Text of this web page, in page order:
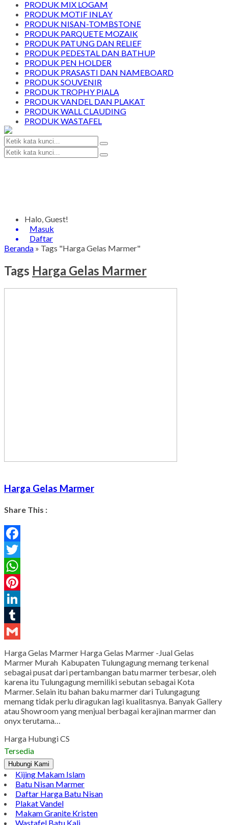
PRODUK MIX LOGAM
PRODUK MOTIF INLAY
PRODUK NISAN-TOMBSTONE
PRODUK PARQUETE MOZAIK
PRODUK PATUNG DAN RELIEF
PRODUK PEDESTAL DAN BATHUP
PRODUK PEN HOLDER
PRODUK PRASASTI DAN NAMEBOARD
PRODUK SOUVENIR
PRODUK TROPHY PIALA
PRODUK VANDEL DAN PLAKAT
PRODUK WALL CLAUDING
PRODUK WASTAFEL
Halo, Guest!
Masuk
Daftar
Beranda » Tags "Harga Gelas Marmer"
Tags Harga Gelas Marmer
Harga Gelas Marmer
Share This :
Facebook
Twitter
WhatsApp
Pinterest
LinkedIn
Tumblr
Harga Gelas Marmer Harga Gelas Marmer -Jual Gelas
Marmer Murah Kabupaten Tulungagung memang terkenal
sebagai pusat dari pertambangan batu marmer terbesar, oleh
karena itu Tulungagung memiliki sebutan sebagai Kota
Marmer. Selain itu bahan baku marmer dari Tulungagung
memang tidak perlu diragukan lagi kualitasnya. Banyak Gallery
atau Showroom yang menjual berbagai kerajinan marmer dan
onyx terutama…
Harga Hubungi CS
Tersedia
Hubungi Kami
Kijing Makam Islam
Batu Nisan Marmer
Daftar Harga Batu Nisan
Plakat Vandel
Makam Granite Kristen
Wastafel Batu Kali